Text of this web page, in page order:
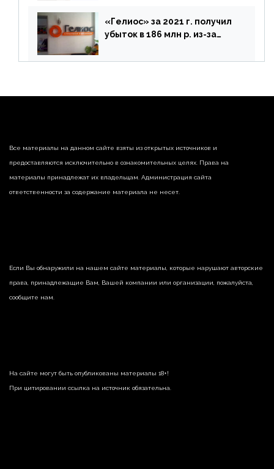
«Гелиос» за 2021 г. получил
убыток в 186 млн р. из-за
реализации недвижимости
Все материалы на данном сайте взяты из открытых источников и
предоставляются исключительно в ознакомительных целях. Права на
материалы принадлежат их владельцам. Администрация сайта
ответственности за содержание материала не несет.
Если Вы обнаружили на нашем сайте материалы, которые нарушают авторские
права, принадлежащие Вам, Вашей компании или организации, пожалуйста,
сообщите нам.
На сайте могут быть опубликованы материалы 18+!
При цитировании ссылка на источник обязательна.